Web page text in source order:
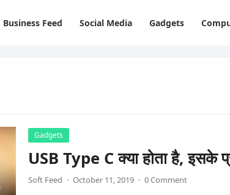
Business Feed Social Media Gadgets
Gadgets
USB Type C क्या होता है, इसके
Soft Feed · October 11, 2019 · 0 Comment